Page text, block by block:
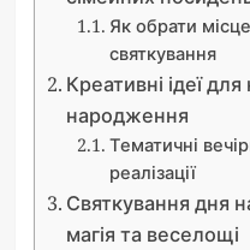
Як обрати
святкування
Креативні ідеї
народження
Тематичні
реалізації
Святкування дня
магія та веселощі